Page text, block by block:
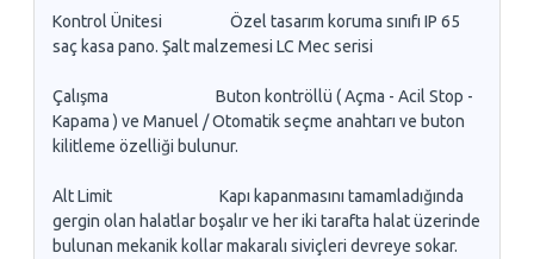
Kontrol Ünitesi Özel tasarım koruma sınıfı IP 65
saç kasa pano. Şalt malzemesi LC Mec serisi
Çalışma Buton kontröllü ( Açma - Acil Stop -
Kapama ) ve Manuel / Otomatik seçme anahtarı ve buton
kilitleme özelliği bulunur.
Alt Limit Kapı kapanmasını tamamladığında
gergin olan halatlar boşalır ve her iki tarafta halat üzerinde
bulunan mekanik kollar makaralı siviçleri devreye sokar.